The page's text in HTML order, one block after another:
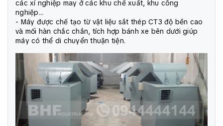
các xí nghiệp may ở các khu chế xuất, khu công
nghiệp…
- Máy được chế tạo từ vật liệu sắt thép CT3 độ bền cao
và mối hàn chắc chắn, tích hợp bánh xe bên dưới giúp
máy có thể di chuyển thuận tiện.